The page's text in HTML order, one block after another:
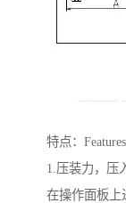
特点：Features
1.压装力，压
在操作面板上